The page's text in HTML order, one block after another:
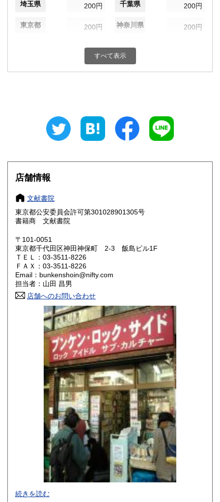
埼玉県 200円 千葉県 200円
東京都 200円 神奈川県 200円
200円 富山県
200円 三重県
大阪府
奈良県
鳥取県 200円 島根県
岡山県
山口県 200円
香川県 200円
高知県 200円
200円 長崎県
200円 大分県
200円 鹿児島県
200円
すべて表示
店舗情報
文献書院
東京都公安委員会許可第301028901305号
書籍商 文献書院
〒101-0051
東京都千代田区神田神保町 2-3 飯島ビル1F
ＴＥＬ：03-3511-8226
ＦＡＸ：03-3511-8226
Email：bunkenshoin@nifty.com
担当者：山田 昌男
店舗へのお問い合わせ
-
続きを読む